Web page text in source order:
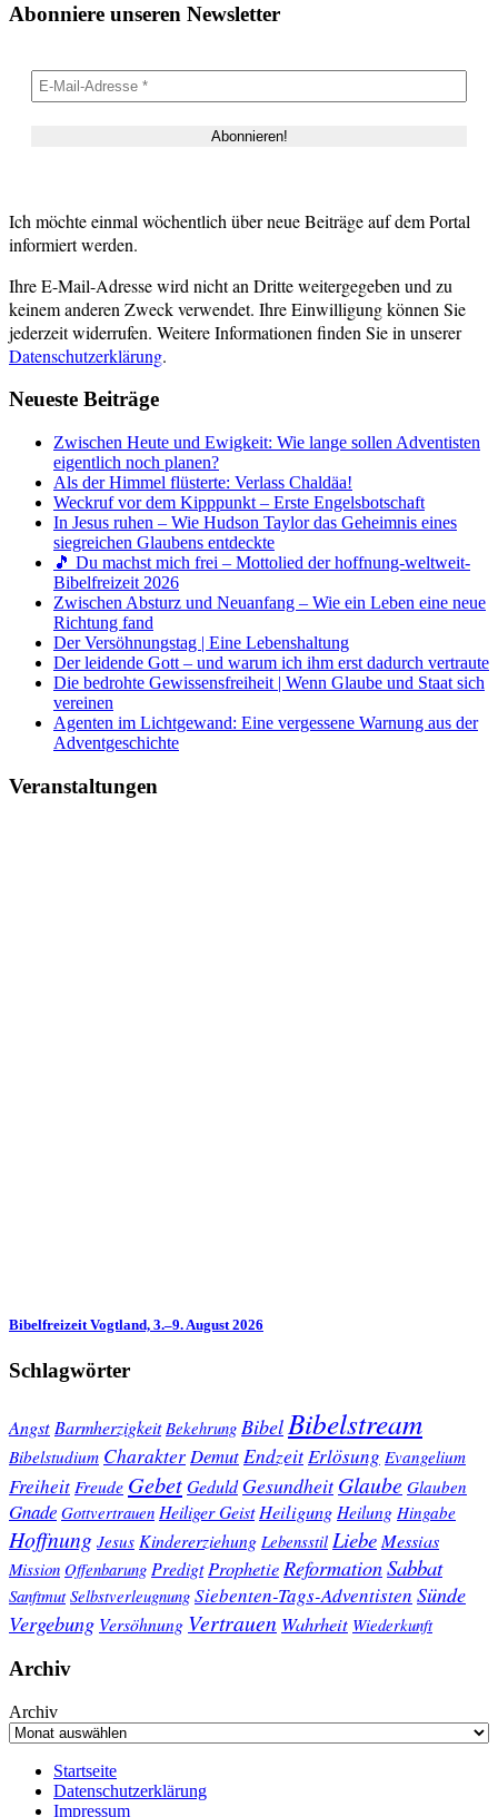
Abonniere unseren Newsletter
Ich möchte einmal wöchentlich über neue Beiträge auf dem Portal
informiert werden.
Ihre E-Mail-Adresse wird nicht an Dritte weitergegeben und zu
keinem anderen Zweck verwendet. Ihre Einwilligung können Sie
jederzeit widerrufen. Weitere Informationen finden Sie in unserer
Datenschutzerklärung.
Neueste Beiträge
Zwischen Heute und Ewigkeit: Wie lange sollen Adventisten
eigentlich noch planen?
Als der Himmel flüsterte: Verlass Chaldäa!
Weckruf vor dem Kipppunkt – Erste Engelsbotschaft
In Jesus ruhen – Wie Hudson Taylor das Geheimnis eines
siegreichen Glaubens entdeckte
🎵 Du machst mich frei – Mottolied der hoffnung-weltweit-
Bibelfreizeit 2026
Zwischen Absturz und Neuanfang – Wie ein Leben eine neue
Richtung fand
Der Versöhnungstag | Eine Lebenshaltung
Der leidende Gott – und warum ich ihm erst dadurch vertraute
Die bedrohte Gewissensfreiheit | Wenn Glaube und Staat sich
vereinen
Agenten im Lichtgewand: Eine vergessene Warnung aus der
Adventgeschichte
Veranstaltungen
Bibelfreizeit Vogtland, 3.–9. August 2026
Schlagwörter
Angst Barmherzigkeit Bekehrung Bibel Bibelstream
Bibelstudium Charakter Demut EndzeitErlösung Evangelium
Freiheit Freude GebetGeduld Gesundheit Glaube Glauben
Gnade Gottvertrauen Heiliger Geist Heiligung Heilung Hingabe
Hoffnung Jesus Kindererziehung Lebensstil Liebe Messias
Mission Offenbarung Predigt Prophetie ReformationSabbat
Sanftmut Selbstverleugnung Siebenten-Tags-Adventisten Sünde
Vergebung Versöhnung Vertrauen Wahrheit Wiederkunft
Archiv
Archiv
Startseite
Datenschutzerklärung
Impressum